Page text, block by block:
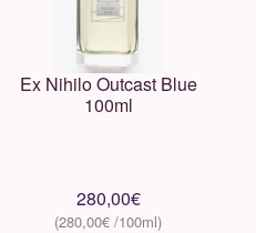
Ex Nihilo Outcast Blue
100ml
280,00€
280,00€